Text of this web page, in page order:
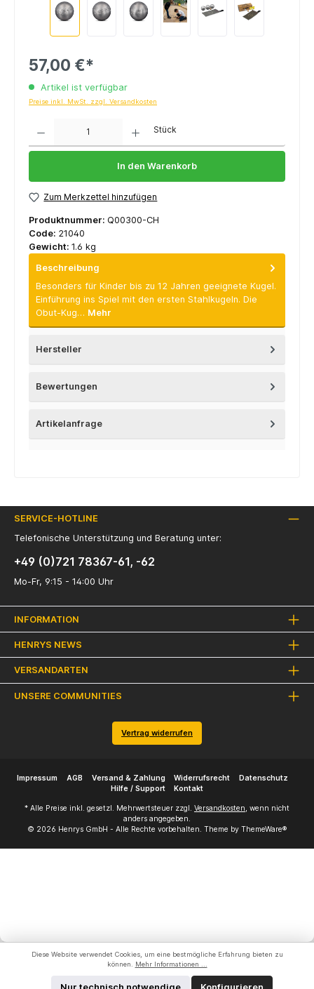
57,00 €*
Artikel ist verfügbar
Preise inkl. MwSt. zzgl. Versandkosten
Stück
In den Warenkorb
Zum Merkzettel hinzufügen
Produktnummer: Q00300-CH
Code: 21040
Gewicht: 1.6 kg
Beschreibung
Besonders für Kinder bis zu 12 Jahren geeignete Kugel.
Einführung ins Spiel mit den ersten Stahlkugeln. Die
Obut-Kug… Mehr
Hersteller
Bewertungen
Artikelanfrage
SERVICE-HOTLINE
Telefonische Unterstützung und Beratung unter:
+49 (0)721 78367-61, -62
Mo-Fr, 9:15 - 14:00 Uhr
INFORMATION
HENRYS NEWS
VERSANDARTEN
UNSERE COMMUNITIES
Vertrag widerrufen
Impressum AGB Versand & Zahlung Widerrufsrecht
Datenschutz
Hilfe / Support
Kontakt
* Alle Preise inkl. gesetzl. Mehrwertsteuer zzgl. Versandkosten, wenn nicht
anders angegeben.
© 2026 Henrys GmbH - Alle Rechte vorbehalten. Theme by ThemeWare®
Diese Website verwendet Cookies, um eine bestmögliche Erfahrung bieten zu
können.
Mehr Informationen ...